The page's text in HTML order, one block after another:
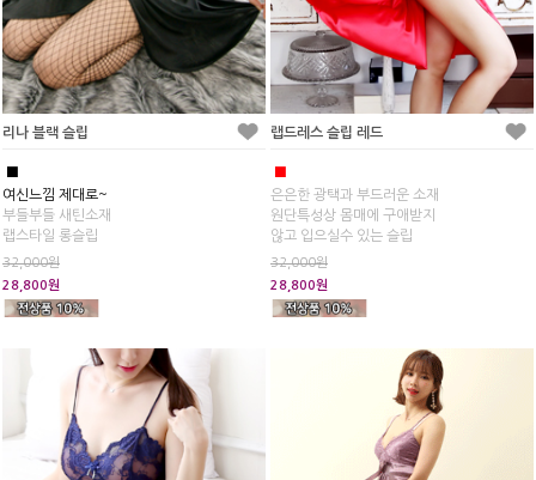
리나 블랙 슬립
■
여신느낌 제대로~
부들부들 새틴소재
랩스타일 롱슬립
32,000원
28,800원
랩드레스 슬립 레드
■
은은한 광택과 부드러운 소재
원단특성상 몸매에 구애받지
않고 입으실수 있는 슬립
32,000원
28,800원